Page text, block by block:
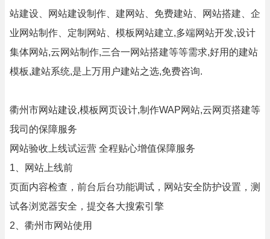
站建设、网站建设制作、建网站、免费建站、网站搭建、企
业网站制作、定制网站、模板网站建立,多端网站开发,设计
集体网站,云网站制作,三合一网站搭建等等需求,好用的建站
模板,建站系统,是上万用户建站之选,免费咨询.
衢州市网站建设,模板网页设计,制作WAP网站,云网页搭建等
我司的保障服务
网站验收上线试运营 全程贴心增值保障服务
1、网站上线前
页面内容检查，前台后台功能调试，网站安全防护设置，测
试各浏览器安全，提交各大搜索引擎
2、衢州市网站使用